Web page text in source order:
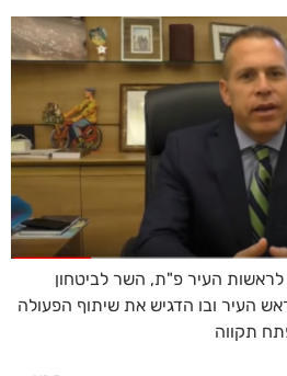
העיר פ"ת, השר לביטחון
העיר ובו הדגיש את שיתוף הפעולה
תקווה